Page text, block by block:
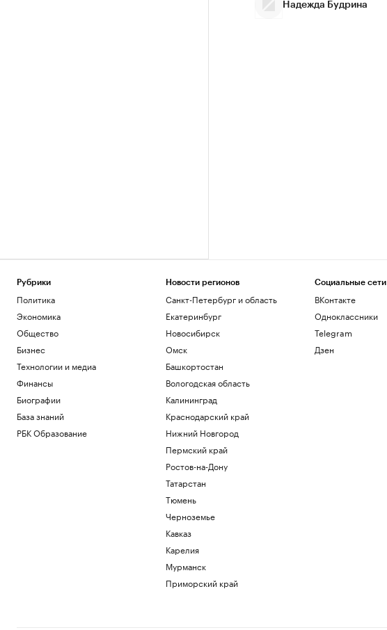
Надежда Будрина
Рубрики
Политика
Экономика
Общество
Бизнес
Технологии и медиа
Финансы
Биографии
База знаний
РБК Образование
Новости регионов
Санкт-Петербург и область
Екатеринбург
Новосибирск
Омск
Башкортостан
Вологодская область
Калининград
Краснодарский край
Нижний Новгород
Пермский край
Ростов-на-Дону
Татарстан
Тюмень
Черноземье
Кавказ
Карелия
Мурманск
Приморский край
Социальные сети
ВКонтакте
Одноклассники
Telegram
Дзен